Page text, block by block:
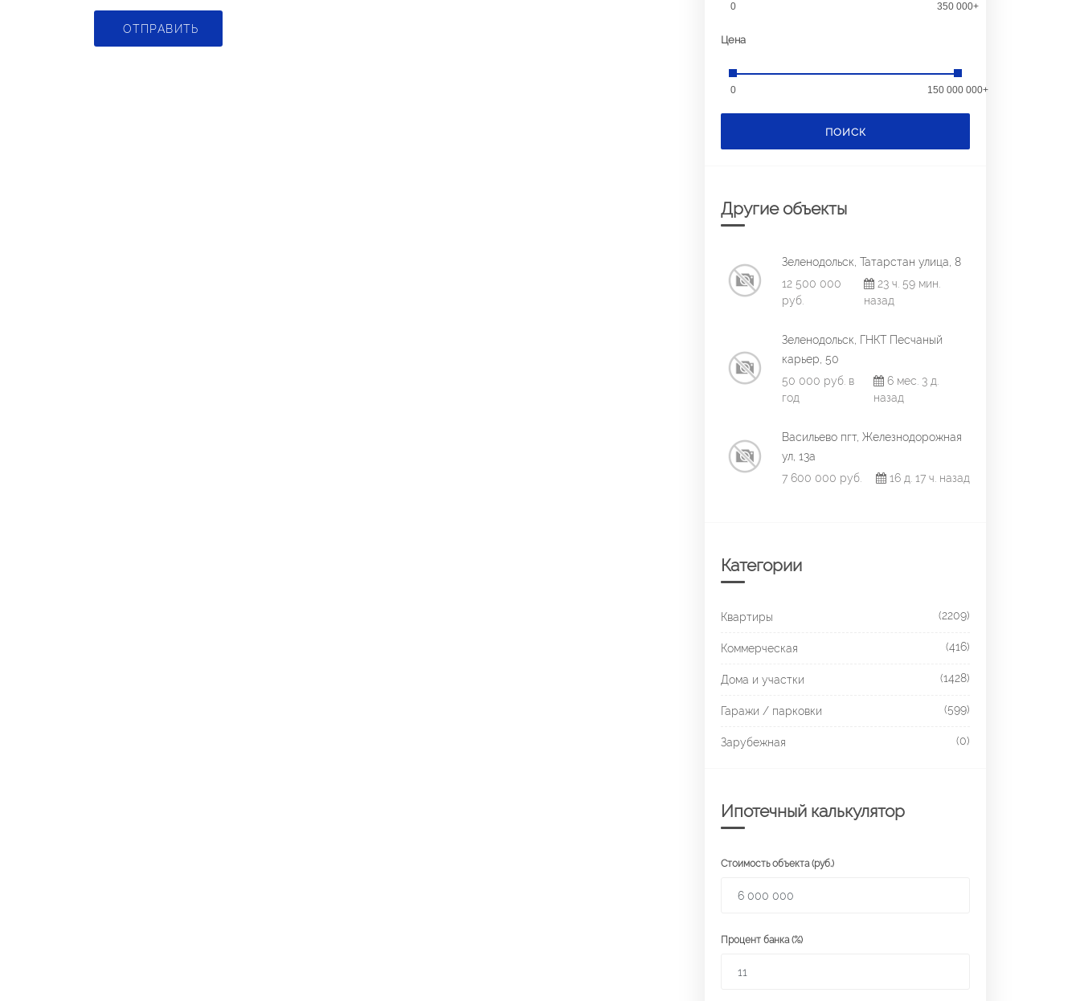
ОТПРАВИТЬ
0 350 000+
Цена
0 150 000 000+
ПОИСК
Другие объекты
Зеленодольск, Татарстан улица, 8
12 500 000
руб.
23 ч. 59 мин.
назад
Зеленодольск, ГНКТ Песчаный
карьер, 50
50 000 руб. в
год
6 мес. 3 д.
назад
Васильево пгт, Железнодорожная
ул, 13а
7 600 000 руб.
16 д. 17 ч. назад
Категории
Квартиры (2209)
Коммерческая (416)
Дома и участки (1428)
Гаражи / парковки (599)
Зарубежная (0)
Ипотечный калькулятор
Стоимость объекта (руб.)
Процент банка (%)